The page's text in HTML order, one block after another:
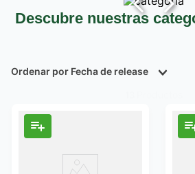
Descubre nuestras
Ordenar por Fecha de release